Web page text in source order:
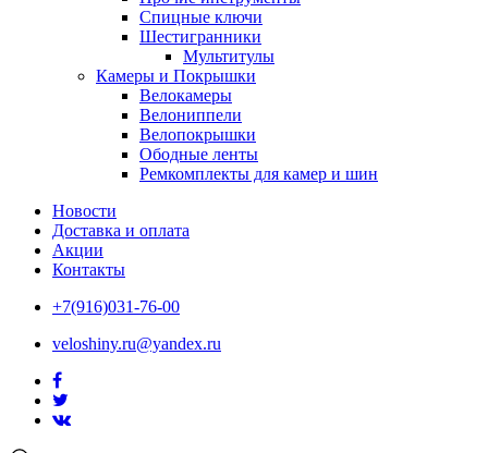
Спицные ключи
Шестигранники
Мультитулы
Камеры и Покрышки
Велокамеры
Велониппели
Велопокрышки
Ободные ленты
Ремкомплекты для камер и шин
Новости
Доставка и оплата
Акции
Контакты
+7(916)031-76-00
veloshiny.ru@yandex.ru